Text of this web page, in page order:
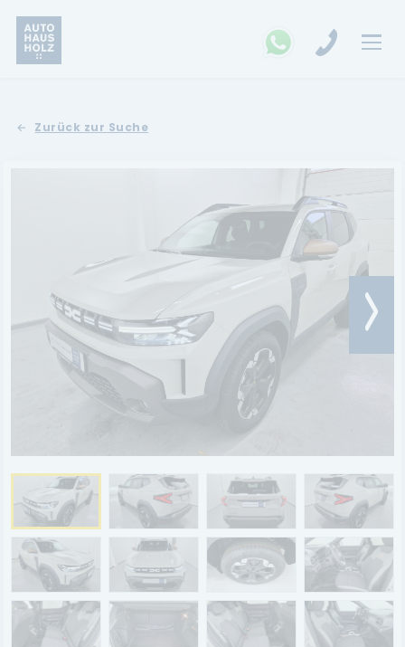
Ford
Land Rover
Renault
Dacia
SERVICE
Aktionsfahrzeuge
AutoAbo
Gewerbekunden
Probefahrt
Zurück zur Suche